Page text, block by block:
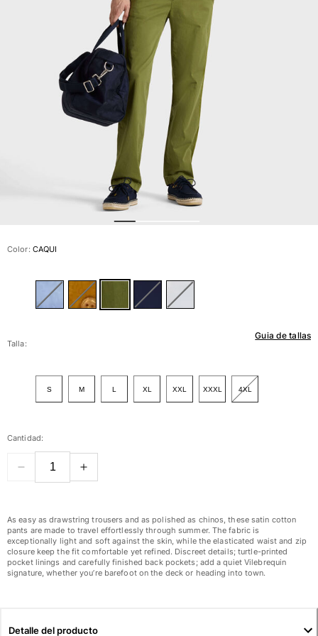
Ver todo Bañadores
Pret-a-porter
Polos
Camisas
Jersey y cárdigan
Chaquetas y Abrigos
Tallas grandes
Ver todo Mujer
Trajes de baño
Partes de abajo
Ver todo Trajes de baño
Pret-a-porter
Vestidos
Color: CAQUI
Guia de tallas
Talla:
S M L XL XXL XXXL 4XL
Cantidad:
As easy as drawstring trousers and as polished as chinos, these satin cotton
pants are made to travel effortlessly through summer. The fabric is
exceptionally light and soft against the skin, while the elasticated waist and zip
closure keep the fit comfortable yet refined. Discreet details; turtle-printed
pocket linings and carefully finished back pockets; add a quiet Vilebrequin
signature, whether you’re barefoot on the deck or heading into town.
Detalle del producto